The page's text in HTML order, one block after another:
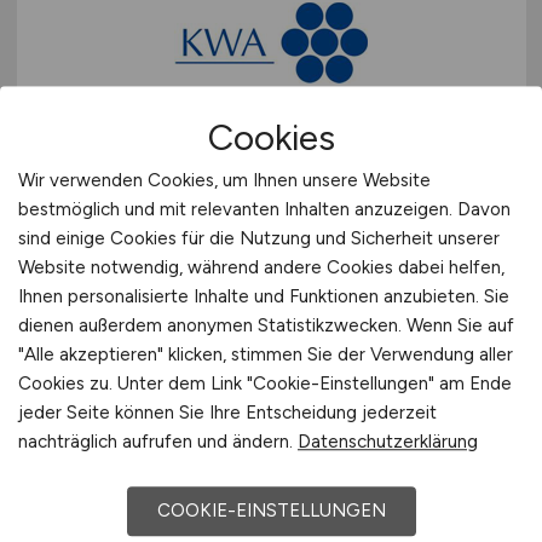
Betreuungskraft(m/w/d)
KWA Stift Urbana im Stadtgarten
26.07.2026
Bottrop
Cookies
Wir verwenden Cookies, um Ihnen unsere Website
bestmöglich und mit relevanten Inhalten anzuzeigen. Davon
sind einige Cookies für die Nutzung und Sicherheit unserer
Website notwendig, während andere Cookies dabei helfen,
Ihnen personalisierte Inhalte und Funktionen anzubieten. Sie
dienen außerdem anonymen Statistikzwecken. Wenn Sie auf
"Alle akzeptieren" klicken, stimmen Sie der Verwendung aller
Cookies zu. Unter dem Link "Cookie-Einstellungen" am Ende
jeder Seite können Sie Ihre Entscheidung jederzeit
nachträglich aufrufen und ändern. Datenschutzerklärung
COOKIE-EINSTELLUNGEN